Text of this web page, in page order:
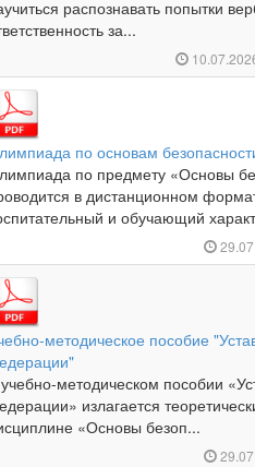
распознавать попытки
за...
по основам
по предмету «Основы
в дистанционном
и обучающий
методическое пособие
методическом пособии
излагается
«Основы безоп...